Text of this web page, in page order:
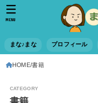
まな♪まな プロフィール
MENU
HOME 書籍